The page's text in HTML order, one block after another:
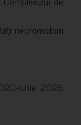
neuromotorii
iunie 2026